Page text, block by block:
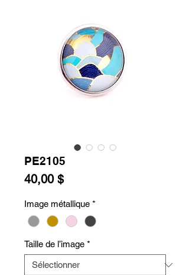
PE2105
40,00 $Prix
Image métallique *
Taille de l’image *